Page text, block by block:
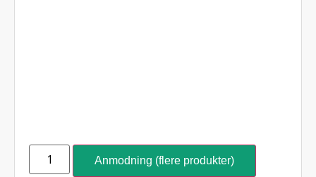
Anmodning (flere produkter)